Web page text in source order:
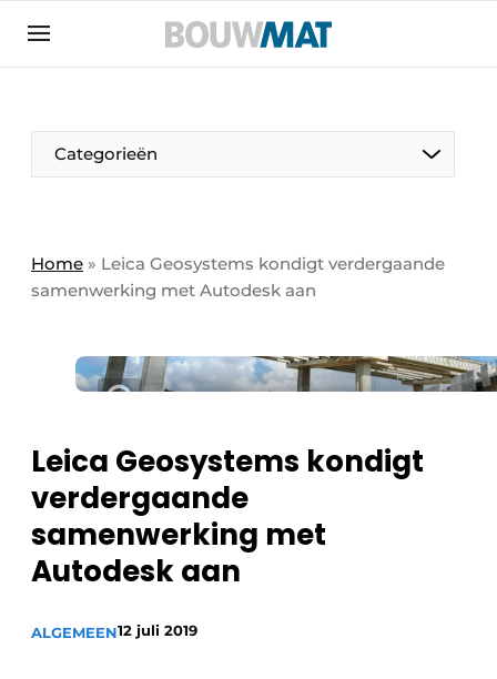
Aanmelden
Bedrijven
Bedrijven
Contact
Evenement aanmelden
Meest gelezen
Podcasts
Privacy / Cookie statement
Vacature aanmelden
Vacatures
Video’s
Categorieën
Home » Leica Geosystems kondigt verdergaande
samenwerking met Autodesk aan
Leica Geosystems kondigt
verdergaande
samenwerking met
Autodesk aan
ALGEMEEN12 juli 2019